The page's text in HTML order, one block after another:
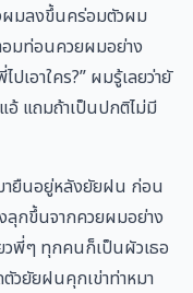
ผมลงขึ้นคร่อมตัวผม
อมท่อนควยผมอย่าง
ปเอาใคร?” ผมรู้เลยว่ายั
อ้ แถมถ้าเป็นปกติไม่มี
มายืนอยู่หลังยัยฝน ก่อน
กขึ้นจากควยผมอย่าง
วพี่ๆ ทุกคนก็เป็นผัวเธอ
วยัยฝนคุกเข่าท่าหมา